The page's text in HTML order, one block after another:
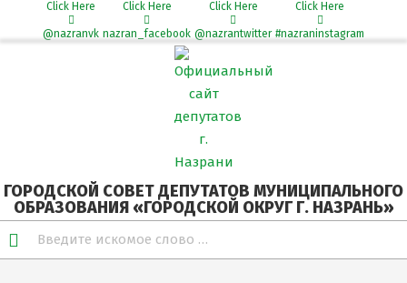
Click Here
@nazranvk
Click Here
nazran_facebook
Click Here
@nazrantwitter
Click Here
#nazraninstagram
ГОРОДСКОЙ СОВЕТ ДЕПУТАТОВ МУНИЦИПАЛЬНОГО
ОБРАЗОВАНИЯ «ГОРОДСКОЙ ОКРУГ Г. НАЗРАНЬ»